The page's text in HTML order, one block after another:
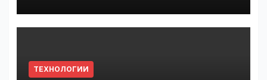
ТЕХНОЛОГИИ